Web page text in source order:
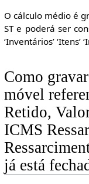
O cálculo médio é
ST e poderá ser
‘Inventários’ ‘Itens’
Como
móvel
Retido,
ICMS
já está